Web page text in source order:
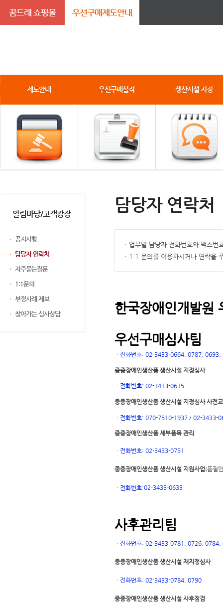
꿈드래 쇼핑몰 우선구매제도안내
제도안내 우선구매실적 생산시설 지정
알림마당/고객광장
공지사항
담당자 연락처
자주묻는질문
1:1문의
부정사례 제보
찾아가는 심사상담
담당자 연락처
업무별 담당자 전화번호와 팩스번
1:1 문의를 이용하시거나 연락을
한국장애인개발원
우선구매심사팀
ㆍ 전화번호: 02-3433-0664, 0787,
중증장애인생산품 생산시설 지정심사
ㆍ 전화번호: 02-3433-0635
중증장애인생산품 생산시설 지정심사 사전
ㆍ 전화번호: 070-7510-1937 / 02-3433-
중증장애인생산품 세부품목 관리
ㆍ 전화번호: 02-3433-0751
중증장애인생산품 생산시설 지원사업(품질
ㆍ 전화번호:02-3433-0633
사후관리팀
ㆍ 전화번호: 02-3433-0781, 0726,
중증장애인생산품 생산시설 재지정심사
ㆍ 전화번호: 02-3433-0784, 0790
중증장애인생산품 생산시설 사후점검